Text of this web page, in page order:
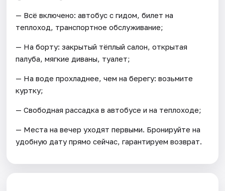
— Всё включено: автобус с гидом, билет на
теплоход, транспортное обслуживание;
— На борту: закрытый тёплый салон, открытая
палуба, мягкие диваны, туалет;
— На воде прохладнее, чем на берегу: возьмите
куртку;
— Свободная рассадка в автобусе и на теплоходе;
— Места на вечер уходят первыми. Бронируйте на
удобную дату прямо сейчас, гарантируем возврат.